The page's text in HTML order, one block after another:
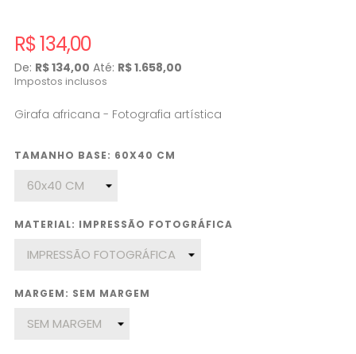
R$ 134,00
De: R$ 134,00 Até: R$ 1.658,00
Impostos inclusos
Girafa africana - Fotografia artística
TAMANHO BASE: 60X40 CM
MATERIAL: IMPRESSÃO FOTOGRÁFICA
MARGEM: SEM MARGEM